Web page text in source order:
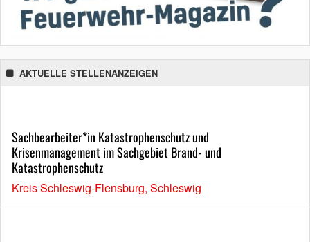
AKTUELLE STELLENANZEIGEN
Sachbearbeiter*in Katastrophenschutz und
Krisenmanagement im Sachgebiet Brand- und
Katastrophenschutz
Kreis Schleswig-Flensburg, Schleswig